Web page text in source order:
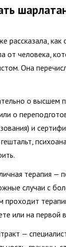
рассказала, как
от человека,
Она
о высшем
о
и
терапия —
случаи с
проходит
или на первой
—